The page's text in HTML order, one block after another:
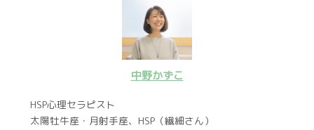
中野かずこ
HSP心理セラピスト
太陽牡牛座・月射手座、HSP（繊細さん）